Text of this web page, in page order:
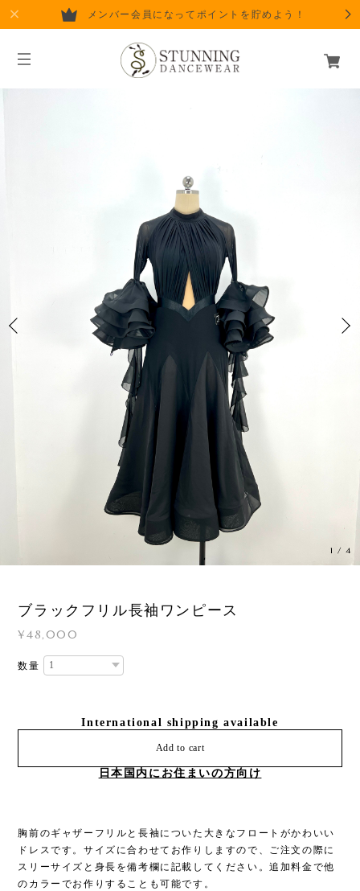
メンバー会員になってポイントを貯めよう！
1 /4
ブラックフリル長袖ワンピース
¥48,000
数量
International shipping available
Add to cart
日本国内にお住まいの方向け
胸前のギャザーフリルと長袖についた大きなフロートがかわいい
ドレスです。サイズに合わせてお作りしますので、ご注文の際に
スリーサイズと身長を備考欄に記載してください。追加料金で他
のカラーでお作りすることも可能です。